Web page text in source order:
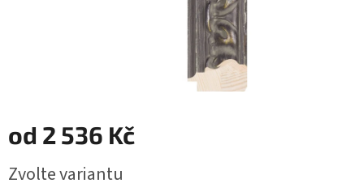
od 2 536 Kč
cena:
Zvolte variantu